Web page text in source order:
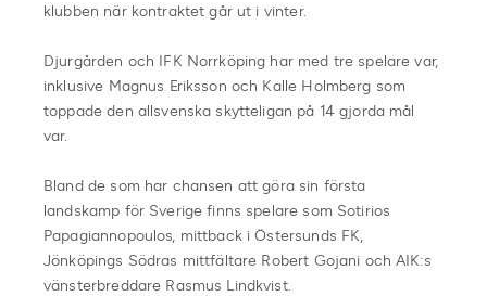
klubben när kontraktet går ut i vinter.
Djurgården och IFK Norrköping har med tre spelare var,
inklusive Magnus Eriksson och Kalle Holmberg som
toppade den allsvenska skytteligan på 14 gjorda mål
var.
Bland de som har chansen att göra sin första
landskamp för Sverige finns spelare som Sotirios
Papagiannopoulos, mittback i Östersunds FK,
Jönköpings Södras mittfältare Robert Gojani och AIK:s
vänsterbreddare Rasmus Lindkvist.